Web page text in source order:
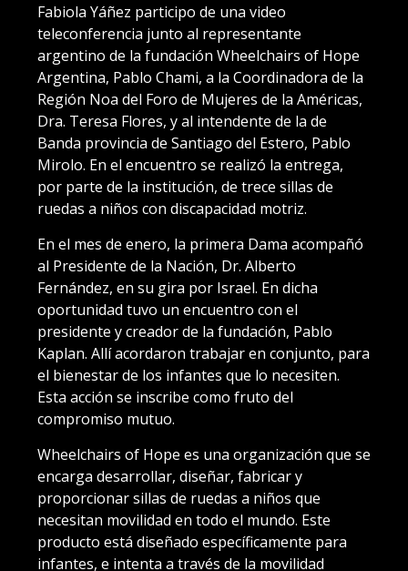
Fabiola Yáñez participo de una video
teleconferencia junto al representante
argentino de la fundación Wheelchairs of Hope
Argentina, Pablo Chami, a la Coordinadora de la
Región Noa del Foro de Mujeres de la Américas,
Dra. Teresa Flores, y al intendente de la de
Banda provincia de Santiago del Estero, Pablo
Mirolo. En el encuentro se realizó la entrega,
por parte de la institución, de trece sillas de
ruedas a niños con discapacidad motriz.
En el mes de enero, la primera Dama acompañó
al Presidente de la Nación, Dr. Alberto
Fernández, en su gira por Israel. En dicha
oportunidad tuvo un encuentro con el
presidente y creador de la fundación, Pablo
Kaplan. Allí acordaron trabajar en conjunto, para
el bienestar de los infantes que lo necesiten.
Esta acción se inscribe como fruto del
compromiso mutuo.
Wheelchairs of Hope es una organización que se
encarga desarrollar, diseñar, fabricar y
proporcionar sillas de ruedas a niños que
necesitan movilidad en todo el mundo. Este
producto está diseñado específicamente para
infantes, e intenta a través de la movilidad